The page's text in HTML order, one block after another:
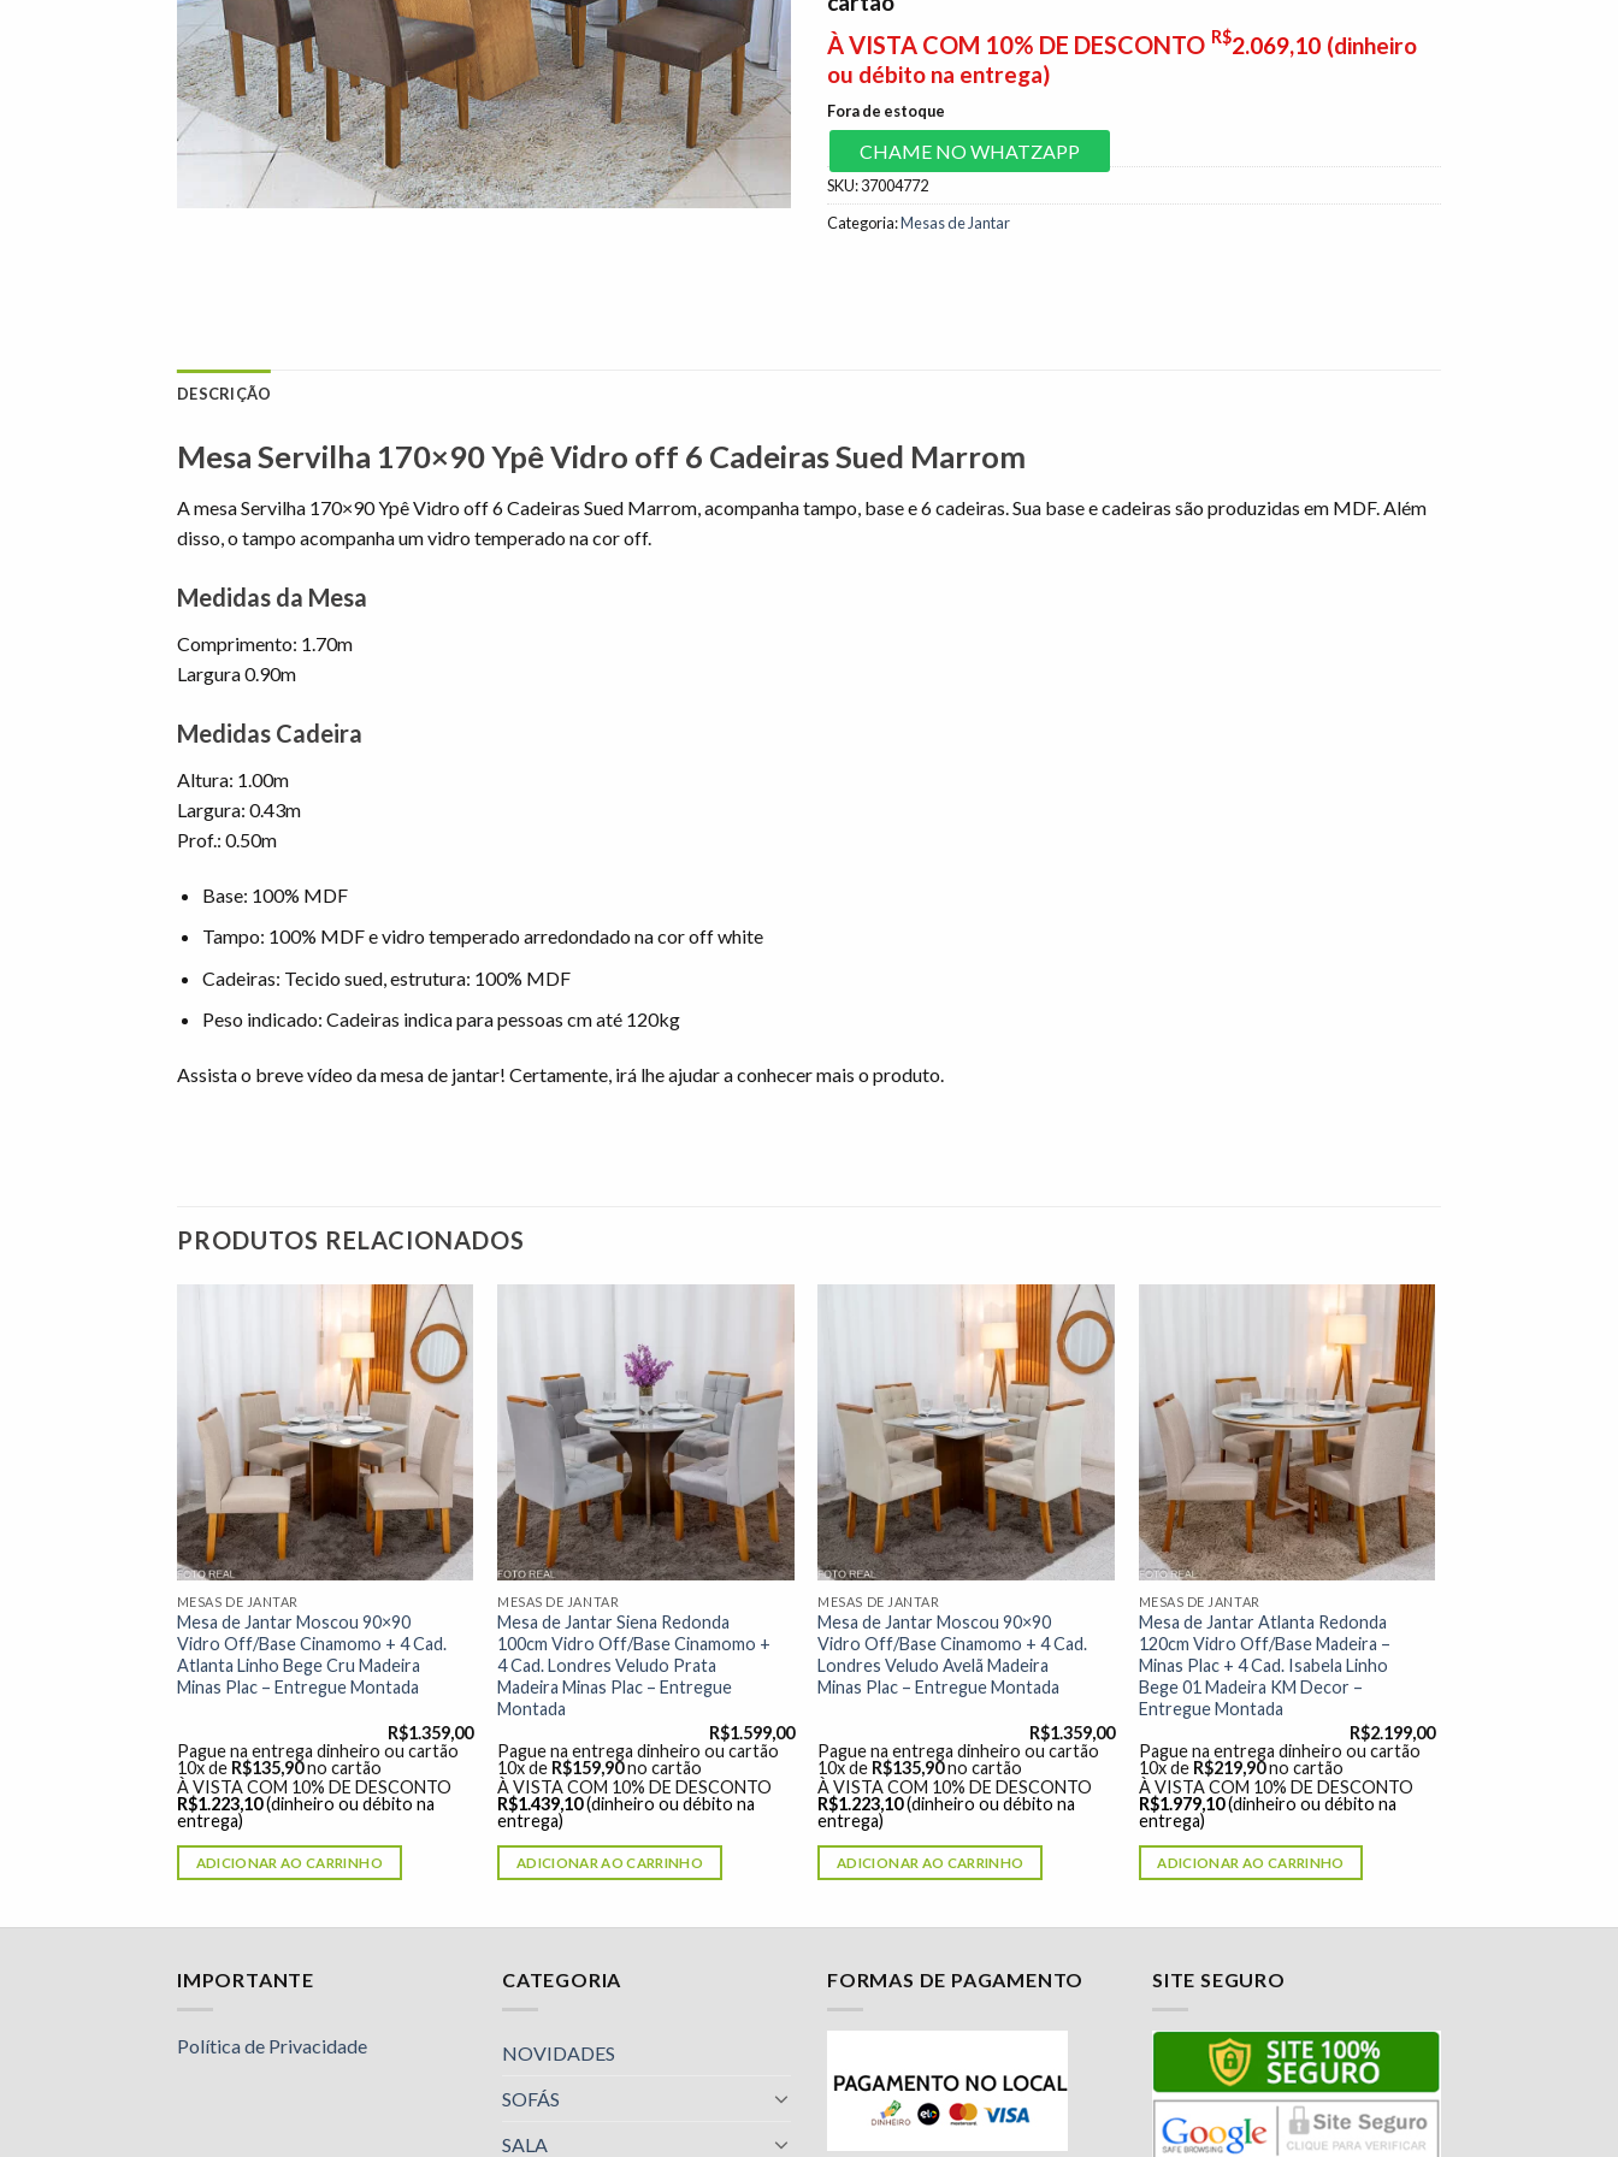
À VISTA COM 10% DE DESCONTO R$2.069,10 (dinheiro
ou débito na entrega)
Fora de estoque
CHAME NO WHATZAPP
SKU:37004772
Categoria:Mesas de Jantar
DESCRIÇÃO
Mesa Servilha 170×90 Ypê Vidro off 6 Cadeiras Sued Marrom
A mesa Servilha 170×90 Ypê Vidro off 6 Cadeiras Sued Marrom, acompanha tampo, base e 6 cadeiras. Sua base e cadeiras são produzidas em MDF. Além
disso, o tampo acompanha um vidro temperado na cor off.
Medidas da Mesa
Comprimento: 1.70m
Largura 0.90m
Medidas Cadeira
Altura: 1.00m
Largura: 0.43m
Prof.: 0.50m
Base: 100% MDF
Tampo: 100% MDF e vidro temperado arredondado na cor off white
Cadeiras: Tecido sued, estrutura: 100% MDF
Peso indicado: Cadeiras indica para pessoas cm até 120kg
Assista o breve vídeo da mesa de jantar! Certamente, irá lhe ajudar a conhecer mais o produto.
PRODUTOS RELACIONADOS
Adicionar
à lista de
desejos"
MESAS DE JANTAR
Mesa de Jantar Moscou 90×90
Vidro Off/Base Cinamomo + 4 Cad.
Atlanta Linho Bege Cru Madeira
Minas Plac – Entregue Montada
R$1.359,00
Pague na entrega dinheiro ou cartão
10x de R$135,90no cartão
À VISTA COM 10% DE DESCONTO
R$1.223,10(dinheiro ou débito na
entrega)
ADICIONAR AO CARRINHO
Adicionar
à lista de
desejos"
MESAS DE JANTAR
Mesa de Jantar Siena Redonda
100cm Vidro Off/Base Cinamomo +
4 Cad. Londres Veludo Prata
Madeira Minas Plac – Entregue
Montada
R$1.599,00
Pague na entrega dinheiro ou cartão
10x de R$159,90no cartão
À VISTA COM 10% DE DESCONTO
R$1.439,10(dinheiro ou débito na
entrega)
ADICIONAR AO CARRINHO
Adicionar
à lista de
desejos"
MESAS DE JANTAR
Mesa de Jantar Moscou 90×90
Vidro Off/Base Cinamomo + 4 Cad.
Londres Veludo Avelã Madeira
Minas Plac – Entregue Montada
R$1.359,00
Pague na entrega dinheiro ou cartão
10x de R$135,90no cartão
À VISTA COM 10% DE DESCONTO
R$1.223,10(dinheiro ou débito na
entrega)
ADICIONAR AO CARRINHO
Adicionar
à lista de
desejos"
MESAS DE JANTAR
Mesa de Jantar Atlanta Redonda
120cm Vidro Off/Base Madeira –
Minas Plac + 4 Cad. Isabela Linho
Bege 01 Madeira KM Decor –
Entregue Montada
R$2.199,00
Pague na entrega dinheiro ou cartão
10x de R$219,90 no cartão
À VISTA COM 10% DE DESCONTO
R$1.979,10 (dinheiro ou débito na
entrega)
ADICIONAR AO CARRINHO
IMPORTANTE
Política de Privacidade
CATEGORIA
NOVIDADES
SOFÁS
SALA
FORMAS DE PAGAMENTO SITE SEGURO
para responder às suas perguntas. Pergunte-